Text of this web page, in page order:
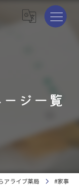
ジ一覧
アライブ薬局 #家事